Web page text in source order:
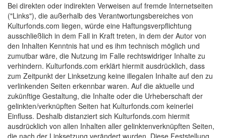
Bei direkten oder indirekten Verweisen auf fremde Internetseiten
("Links"), die außerhalb des Verantwortungsbereiches von
Kulturfonds.com liegen, würde eine Haftungsverpflichtung
ausschließlich in dem Fall in Kraft treten, in dem der Autor von
den Inhalten Kenntnis hat und es ihm technisch möglich und
zumutbar wäre, die Nutzung im Falle rechtswidriger Inhalte zu
verhindern. Kulturfonds.com erklärt hiermit ausdrücklich, dass
zum Zeitpunkt der Linksetzung keine illegalen Inhalte auf den zu
verlinkenden Seiten erkennbar waren. Auf die aktuelle und
zukünftige Gestaltung, die Inhalte oder die Urheberschaft der
gelinkten/verknüpften Seiten hat Kulturfonds.com keinerlei
Einfluss. Deshalb distanziert sich Kulturfonds.com hiermit
ausdrücklich von allen Inhalten aller gelinktenverknüpften Seiten,
die nach der Linksetzung verändert wurden. Diese Feststellung